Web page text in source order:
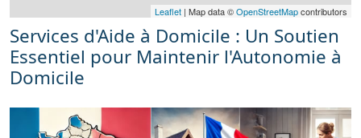
Leaflet | Map data ©OpenStreetMapcontributors
Services d'Aide à Domicile : Un Soutien
Essentiel pour Maintenir l'Autonomie à
Domicile